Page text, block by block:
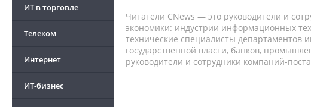
ИТ в торговле
Телеком
Интернет
ИТ-бизнес
Читатели CNews — это руководители и
экономики: индустрии информационных
технические специалисты департаментов
государственной власти, банков,
руководители и сотрудники компаний-